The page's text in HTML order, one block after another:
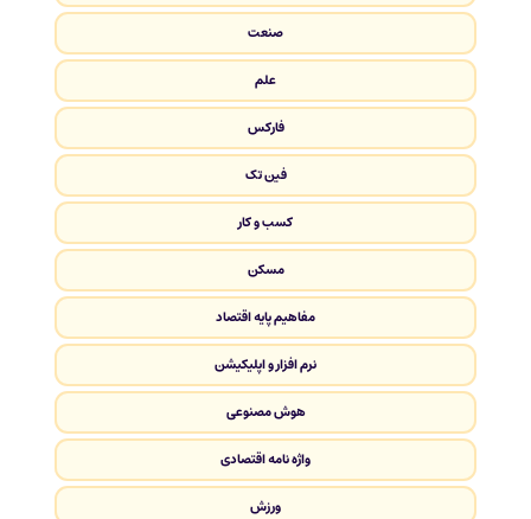
صنعت
علم
فارکس
فین تک
کسب و کار
مسکن
مفاهیم پایه اقتصاد
نرم افزار و اپلیکیشن
هوش مصنوعی
واژه نامه اقتصادی
ورزش